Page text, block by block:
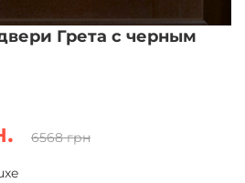
Грета с черным
6568 грн